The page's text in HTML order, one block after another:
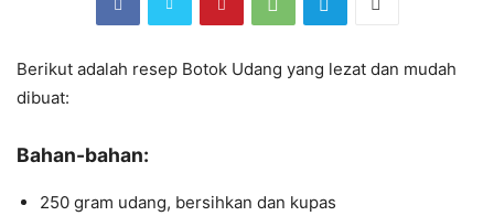
Berikut adalah resep Botok Udang yang lezat dan mudah
dibuat:
Bahan-bahan:
250 gram udang, bersihkan dan kupas